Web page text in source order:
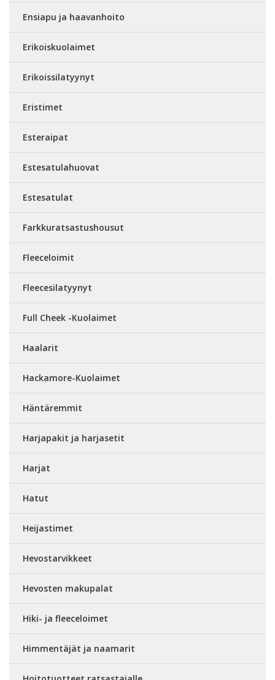
Ensiapu ja haavanhoito
Erikoiskuolaimet
Erikoissilatyynyt
Eristimet
Esteraipat
Estesatulahuovat
Estesatulat
Farkkuratsastushousut
Fleeceloimit
Fleecesilatyynyt
Full Cheek -Kuolaimet
Haalarit
Hackamore-Kuolaimet
Häntäremmit
Harjapakit ja harjasetit
Harjat
Hatut
Heijastimet
Hevostarvikkeet
Hevosten makupalat
Hiki- ja fleeceloimet
Himmentäjät ja naamarit